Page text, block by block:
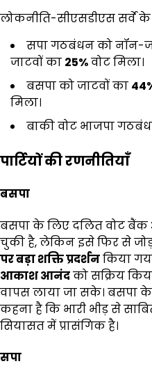
लोकनीति-सीएसडीएस सर्वे
सपा गठबंधन को नॉन-
जाटवों का 25%वोट मिला।
बसपा को जाटवों का
मिला।
बाकी वोट भाजपा
पार्टियों की रणनीतियाँ
बसपा
बसपा के लिए दलित वोट बैंक
चुकी है, लेकिन इसे फिर से
पर बड़ा शक्ति प्रदर्शनकिया
आकाश आनंदको सक्रिय
वापस लाया जा सके। बसपा के
कहना है कि भारी भीड़ से
सियासत में प्रासंगिक है।
सपा